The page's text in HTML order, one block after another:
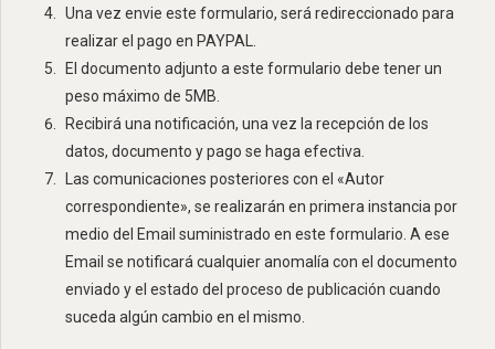
Una vez envie este formulario, será redireccionado para
realizar el pago en PAYPAL.
El documento adjunto a este formulario debe tener un
peso máximo de 5MB.
Recibirá una notificación, una vez la recepción de los
datos, documento y pago se haga efectiva.
Las comunicaciones posteriores con el «Autor
correspondiente», se realizarán en primera instancia por
medio del Email suministrado en este formulario. A ese
Email se notificará cualquier anomalía con el documento
enviado y el estado del proceso de publicación cuando
suceda algún cambio en el mismo.